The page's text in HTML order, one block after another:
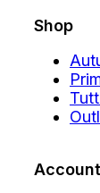
Shop
Account